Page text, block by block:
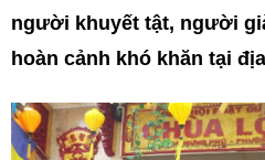
người khuyết tật, người
hoàn cảnh khó khăn tại